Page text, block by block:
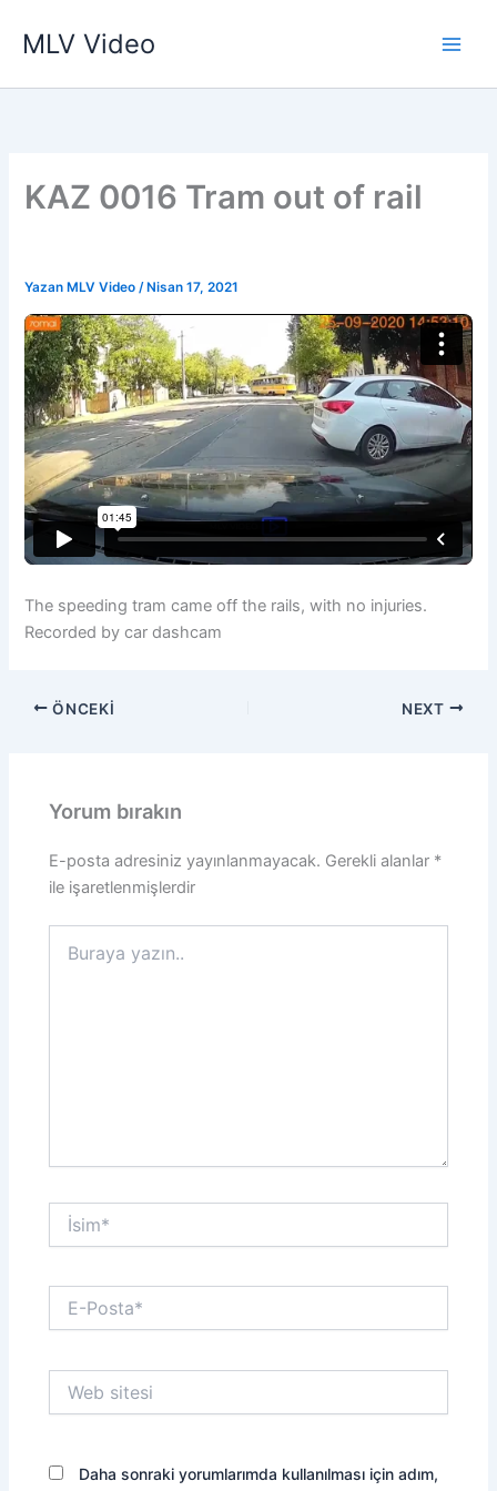
atlaMLV Video
KAZ 0016 Tram out of rail
Yazan MLV Video/ Nisan 17, 2021
The speeding tram came off the rails, with no injuries.
Recorded by car dashcam
ÖNCEKI NEXT
Yorum bırakın
E-posta adresiniz yayınlanmayacak. Gerekli alanlar *
ile işaretlenmişlerdir
yazın..
İsim*
Posta*
sitesi
Daha sonraki yorumlarımda kullanılması için adım,